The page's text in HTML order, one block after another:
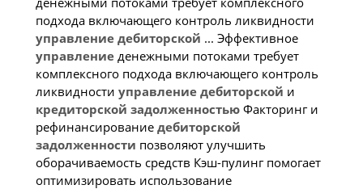
подхода включающего контроль ликвидности
управление дебиторской ... Эффективное
управлениеденежными потоками требует
комплексного подхода включающего контроль
ликвидности управление дебиторской и
кредиторской задолженностьюФакторинг и
рефинансирование дебиторской
задолженности позволяют улучшить
оборачиваемость средств Кэш-пулинг помогает
оптимизировать использование